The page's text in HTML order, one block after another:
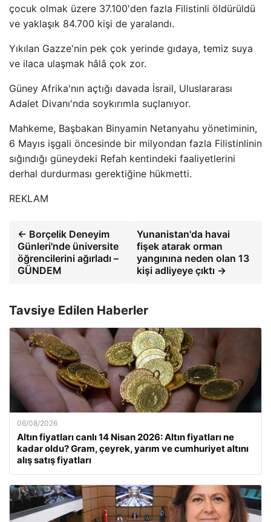
çocuk olmak üzere 37.100'den fazla Filistinli öldürüldü
ve yaklaşık 84.700 kişi de yaralandı.
Yıkılan Gazze'nin pek çok yerinde gıdaya, temiz suya
ve ilaca ulaşmak hâlâ çok zor.
Güney Afrika'nın açtığı davada İsrail, Uluslararası
Adalet Divanı'nda soykırımla suçlanıyor.
Mahkeme, Başbakan Binyamin Netanyahu yönetiminin,
6 Mayıs işgali öncesinde bir milyondan fazla Filistinlinin
sığındığı güneydeki Refah kentindeki faaliyetlerini
derhal durdurması gerektiğine hükmetti.
REKLAM
← Borçelik Deneyim
Günleri'nde üniversite
öğrencilerini ağırladı –
GÜNDEM
Yunanistan'da havai
fişek atarak orman
yangınına neden olan 13
kişi adliyeye çıktı →
Tavsiye Edilen Haberler
06/08/2026
Altın fiyatları canlı 14 Nisan 2026: Altın fiyatları ne
kadar oldu? Gram, çeyrek, yarım ve cumhuriyet altını
alış satış fiyatları